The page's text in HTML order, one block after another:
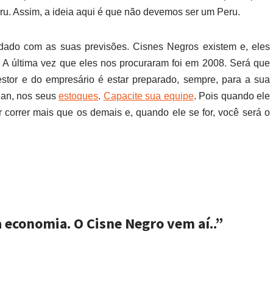
Assim, a ideia aqui é que não devemos ser um Peru.
com as suas previsões. Cisnes Negros existem e, eles
última vez que eles nos procuraram foi em 2008. Será que
e do empresário é estar preparado, sempre, para a sua
nos seusestoques. Capacite sua equipe. Pois quando ele
mais que os demais e, quando ele se for, você será o
O Cisne Negro vem aí..”